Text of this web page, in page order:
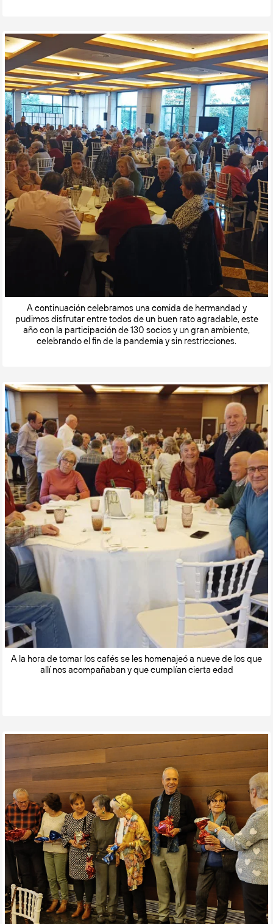
A continuación celebramos una comida de hermandad y
pudimos disfrutar entre todos de un buen rato agradable, este
año con la participación de 130 socios y un gran ambiente,
celebrando el fin de la pandemia y sin restricciones.
A la hora de tomar los cafés se les homenajeó a nueve de los que
allí nos acompañaban y que cumplían cierta edad